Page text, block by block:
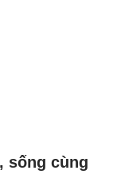
sống cùng